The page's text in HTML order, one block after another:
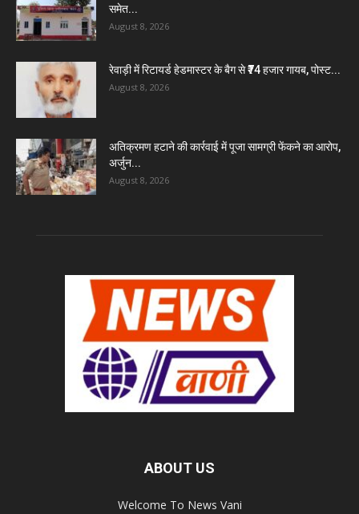
समेत...
August 8, 2026
रेवाड़ी में रिटायर्ड हेडमास्टर के बैग से ₹74 हजार गायब, पोस्ट...
August 8, 2026
अतिक्रमण हटाने की कार्रवाई में पूजा सामग्री फेंकने का आरोप,
अर्जुन...
August 8, 2026
ABOUT US
Welcome To News Vani